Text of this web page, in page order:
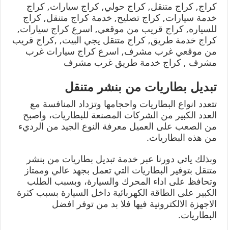
كراج, كراج متنقل, كراج حولي, كراج سيارات, كراج
خدمة سيارات, كراج تصليح, خدمة كراج متنقل, كراج
للسياره, كراج قريب من موقعي, اسرع كراج سيارات,
كراج خدمة طريق, كراج متنقل يجي البيت, ,كراج قريب
من موقعي غرب مشرف, اسرع كراج سيارات غرب
مشرف , كراج خدمة طريق غرب مشرف
تبديل بطاريات من بنشر متنقل
تتعدد انواع البطاريات واحجامها وتزداد المنافسة مع
العدد الكبير من الشركات المصنعة للبطاريات، واصبح
من الصعب على العميل معرفة النوع الجيد من الرديء
من هذه البطاريات.
وبذلك ياتي دورنا عبر خدمة تبديل بطاريات من بنشر
متنقل بتوفير البطاريات التي تعمل بجهد عالي وممتاز
وتحافظ على اداء المحرك والسيارة، وبسبب الطلب
الكبير على الطاقة الكهربائية داخل السيارة بسبب كثرة
الاجهزة الالكترونية فيها فلا بد من توفر افضل
البطاريات.